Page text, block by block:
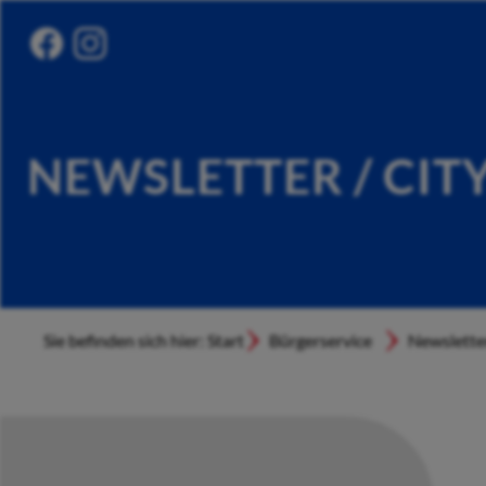
NEWSLETTER /
Sie befinden sich hier: Start Bürgerservice